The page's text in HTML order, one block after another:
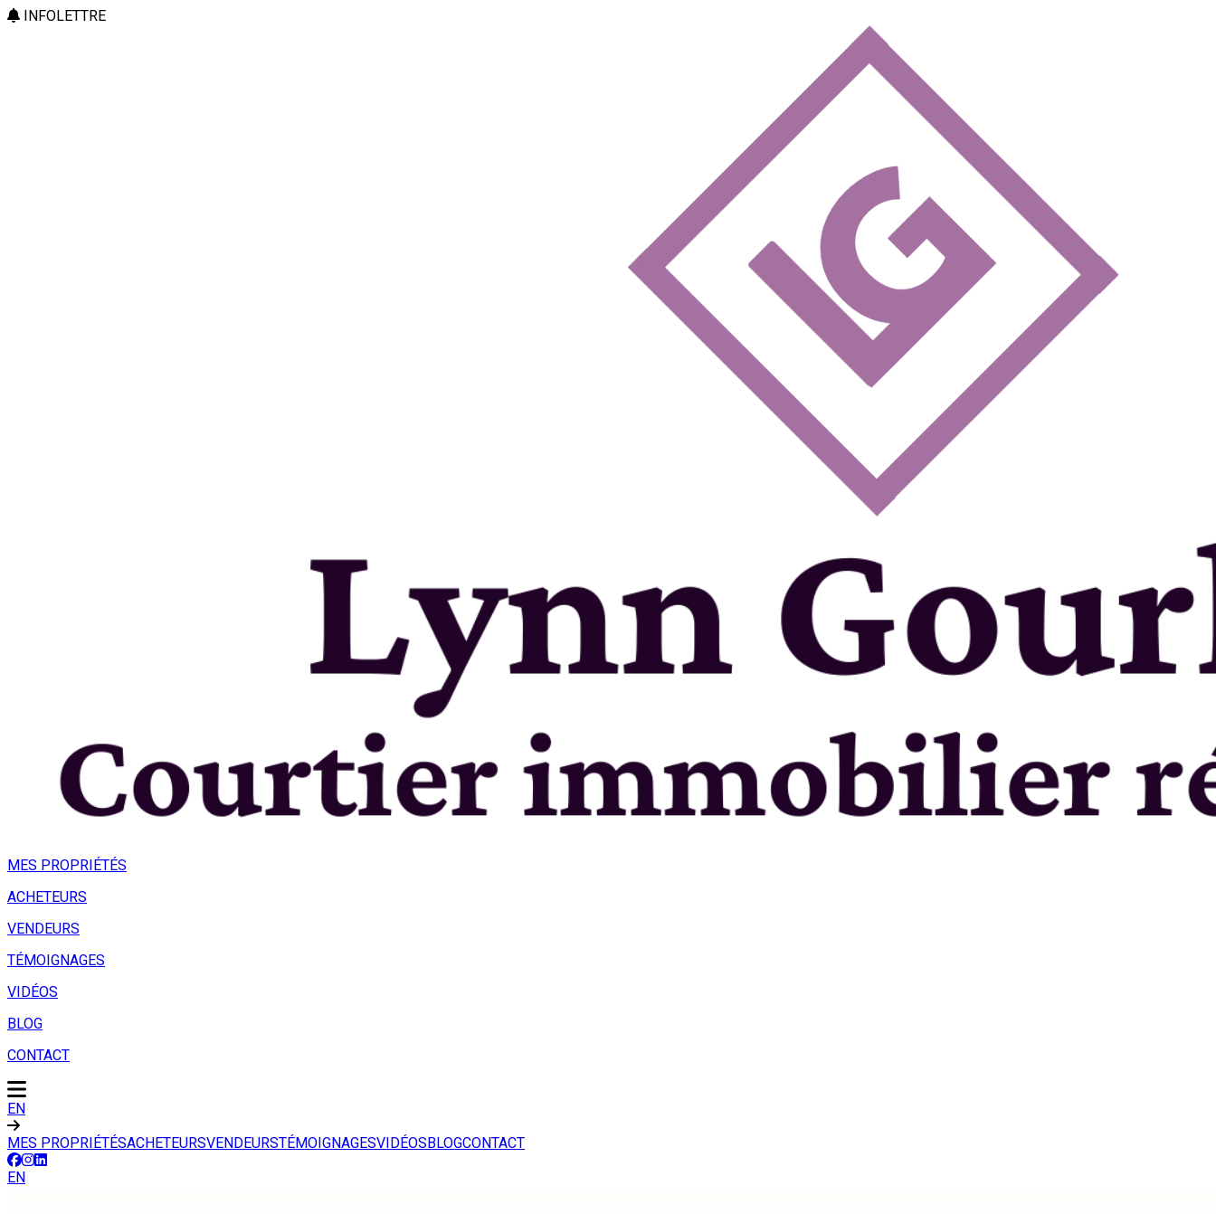
INFOLETTRE
MES PROPRIÉTÉS
ACHETEURS
VENDEURS
TÉMOIGNAGES
VIDÉOS
BLOG
CONTACT
EN
MES PROPRIÉTÉSACHETEURSVENDEURSTÉMOIGNAGESVIDÉOSBLOGCONTACT
EN